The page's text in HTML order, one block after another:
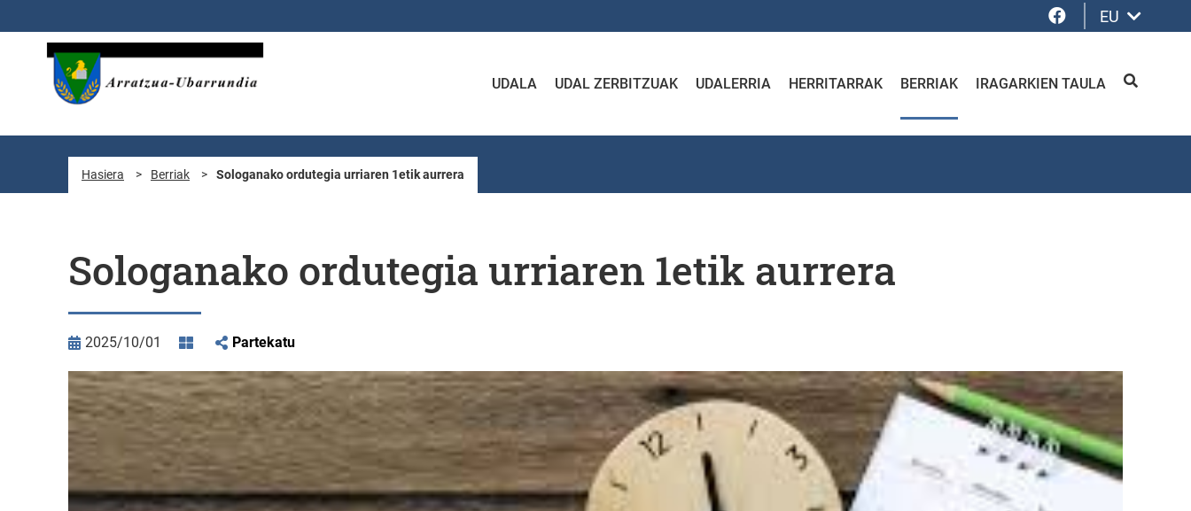
Facebook
EU
UDALA UDAL ZERBITZUAK UDALERRIA HERRITARRAK BERRIAK IRAGARKIEN TAULA BILATU
Hasiera > Berriak > Sologanako ordutegia urriaren 1etik aurrera
Sologanako ordutegia urriaren 1etik aurrera
2025/10/01 Partekatu